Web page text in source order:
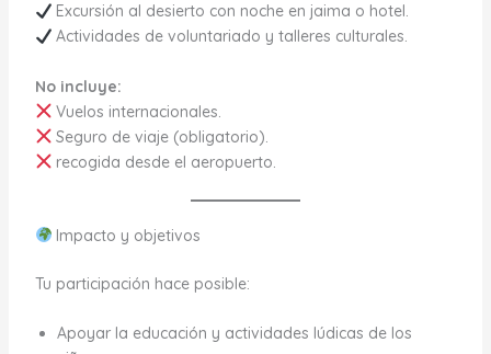
Excursión al desierto con noche en jaima o hotel.
Actividades de voluntariado y talleres culturales.
No incluye:
Vuelos internacionales.
Seguro de viaje (obligatorio).
recogida desde el aeropuerto.
Impacto y objetivos
Tu participación hace posible:
Apoyar la educación y actividades lúdicas de los